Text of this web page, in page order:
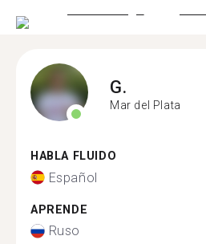
G.
Mar del Plata
HABLA FLUIDO
Español
APRENDE
Ruso